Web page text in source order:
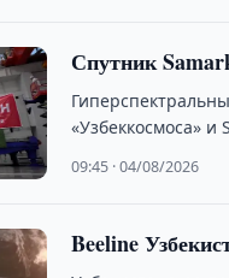
Спутник
«Узбеккосмоса» и
09:45 · 04/08/2026
Beeline